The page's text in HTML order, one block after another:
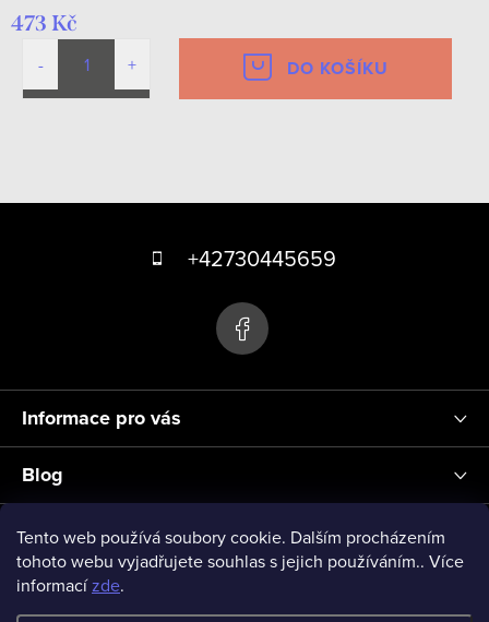
Tento web používá soubory cookie. Dalším procházením
tohoto webu vyjadřujete souhlas s jejich používáním.. Více
informacízde.
473 Kč
DO KOŠÍKU
p
v
y
v
ý
p
í
+42730445659
Informace pro vás
Blog
Přihlášení